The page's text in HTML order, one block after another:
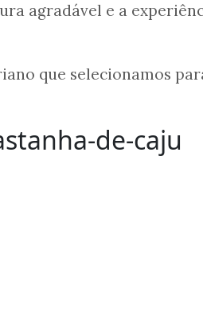
agradável e a
que selecionamos
de-caju